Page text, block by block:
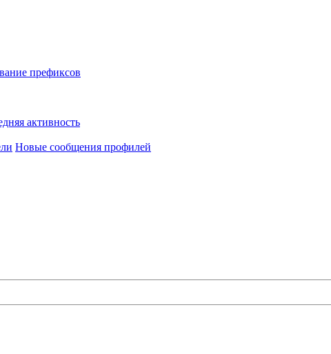
префиксов
активность
Новые сообщения профилей